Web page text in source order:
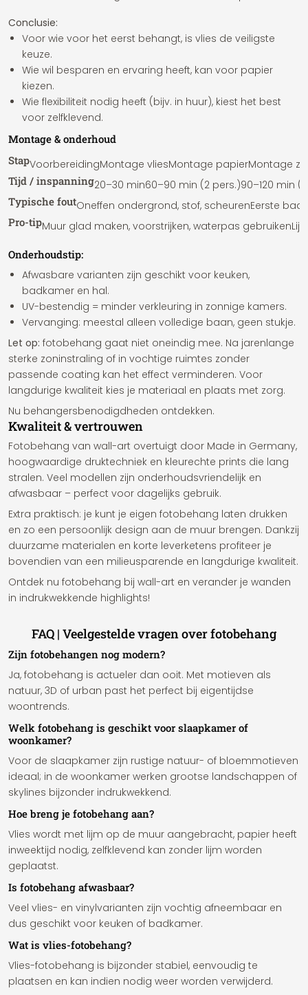
Conclusie:
Voor wie voor het eerst behangt, is vlies de veiligste
keuze.
Wie wil besparen en ervaring heeft, kan voor papier
kiezen.
Wie flexibiliteit nodig heeft (bijv. in huur), kiest het best
voor zelfklevend.
Montage & onderhoud
StapVoorbereidingMontage vliesMontage papierMontage
Tijd / inspanning20–30 min60–90 min (2 pers.)90–120 min
Typische foutOneffen ondergrond, stof, scheurenEerste
Pro-tipMuur glad maken, voorstrijken, waterpas gebruiken
Onderhoudstip:
Afwasbare varianten zijn geschikt voor keuken,
badkamer en hal.
UV-bestendig = minder verkleuring in zonnige kamers.
Vervanging: meestal alleen volledige baan, geen stukje.
Let op: fotobehang gaat niet oneindig mee. Na jarenlange
sterke zoninstraling of in vochtige ruimtes zonder
passende coating kan het effect verminderen. Voor
langdurige kwaliteit kies je materiaal en plaats met zorg.
Nu behangersbenodigdheden ontdekken.
Kwaliteit & vertrouwen
Fotobehang van wall-art overtuigt door Made in Germany,
hoogwaardige druktechniek en kleurechte prints die lang
stralen. Veel modellen zijn onderhoudsvriendelijk en
afwasbaar – perfect voor dagelijks gebruik.
Extra praktisch: je kunt je eigen fotobehang laten drukken
en zo een persoonlijk design aan de muur brengen. Dankzij
duurzame materialen en korte leverketens profiteer je
bovendien van een milieusparende en langdurige kwaliteit.
Ontdek nu fotobehang bij wall-art en verander je wanden
in indrukwekkende highlights!
FAQ | Veelgestelde vragen over fotobehang
Zijn fotobehangen nog modern?
Ja, fotobehang is actueler dan ooit. Met motieven als
natuur, 3D of urban past het perfect bij eigentijdse
woontrends.
Welk fotobehang is geschikt voor slaapkamer of
woonkamer?
Voor de slaapkamer zijn rustige natuur- of bloemmotieven
ideaal; in de woonkamer werken grootse landschappen of
skylines bijzonder indrukwekkend.
Hoe breng je fotobehang aan?
Vlies wordt met lijm op de muur aangebracht, papier heeft
inweektijd nodig, zelfklevend kan zonder lijm worden
geplaatst.
Is fotobehang afwasbaar?
Veel vlies- en vinylvarianten zijn vochtig afneembaar en
dus geschikt voor keuken of badkamer.
Wat is vlies-fotobehang?
Vlies-fotobehang is bijzonder stabiel, eenvoudig te
plaatsen en kan indien nodig weer worden verwijderd.